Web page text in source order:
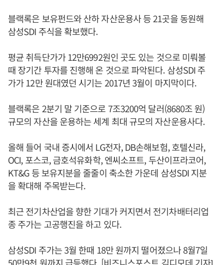
블랙록은 보유펀드와 산하 자산운용사 등 21곳을 동원해
삼성SDI 주식을 확보했다.
평균 취득단가가 12만6992원인 곳도 있는 것으로 미뤄볼
때 장기간 투자를 진행해 온 것으로 파악된다. 삼성SDI 주
가가 12만 원대였던 시기는 2017년 3월이 마지막이다.
블랙록은 2분기 말 기준으로 7조3200억 달러(8680조 원)
규모의 자산을 운용하는 세계 최대 규모의 자산운용사다.
올해 들어 국내 증시에서 LG전자, DB손해보험, 호텔신라,
OCI, 포스코, 금호석유화학, 엔씨소프트, 두산이프라코어,
KT&G 등 보유지분을 줄줄이 축소한 가운데 삼성SDI 지분
을 확대해 주목받는다.
최근 전기차산업을 향한 기대가 커지면서 전기차배터리업
종 주가는 고공행진을 하고 있다.
삼성SDI 주가는 3월 한때 18만 원까지 떨어졌으나 8월7일